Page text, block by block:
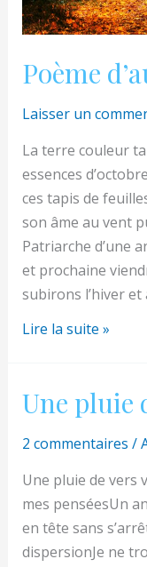
Poème
Laisser un
La terre couleur
essences
ces tapis de
son âme au vent
Patriarche d’une
et prochaine
subirons l’hiver et
Poème
Lire la suite »
Une pluie
2 commentaires /
Une pluie de vers
mes penséesUn
en tête sans
dispersionJe ne